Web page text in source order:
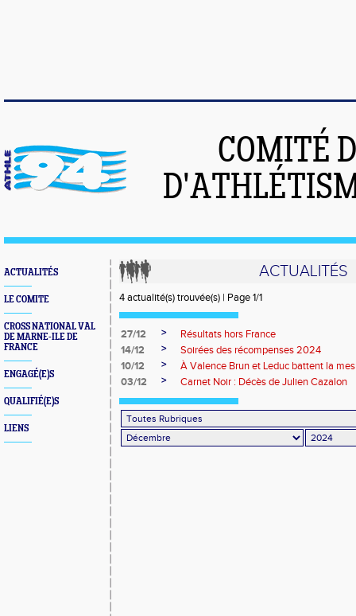
COMITÉ
ACTUALITÉS
LE COMITE
CROSS NATIONAL VAL
DE MARNE-ILE DE
FRANCE
ENGAGÉ(E)S
QUALIFIÉ(E)S
LIENS
ACTUALITÉS
4 actualité(s) trouvée(s) | Page 1/1
27/12 >
Résultats hors France
14/12
>
Soirées des récompenses 2024
10/12
>
À Valence Brun et Leduc battent la
03/12
> Carnet Noir : Décès de Julien Cazalon